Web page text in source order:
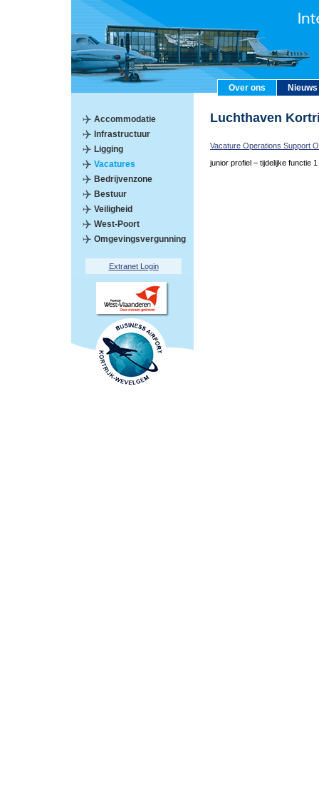
Over ons Nieuws
Accommodatie
Infrastructuur
Ligging
Vacatures
Bedrijvenzone
Bestuur
Veiligheid
West-Poort
Omgevingsvergunning
Extranet Login
Luchthaven
Vacature Operations Support
junior profiel – tijdelijke functie